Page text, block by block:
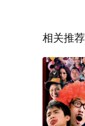
相关推荐